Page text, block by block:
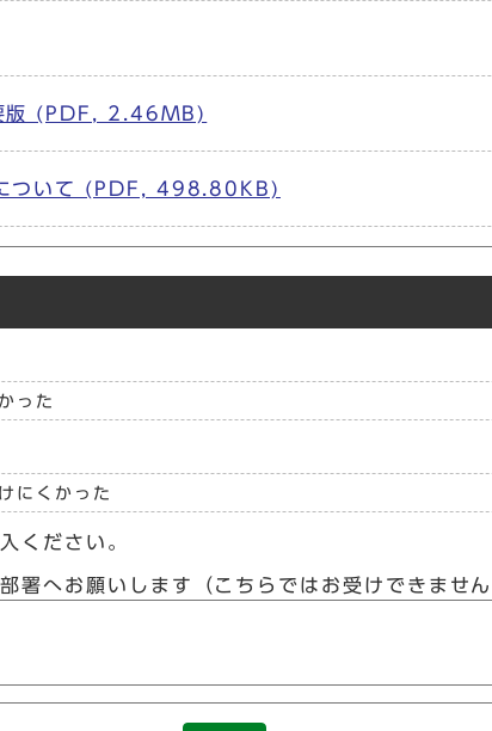
版 (PDF, 2.46MB)
ついて (PDF, 498.80KB)
った
にくかった
ください。
署へお願いします（こちらではお受けできませ